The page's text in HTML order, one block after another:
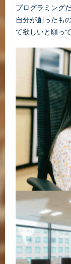
プログラミング
自分が創ったも
て欲しいと願っ